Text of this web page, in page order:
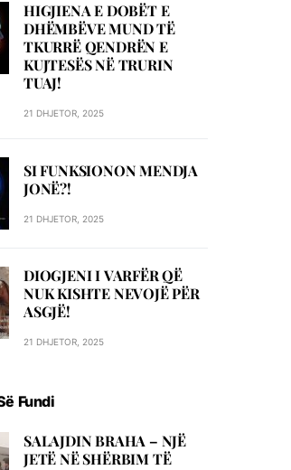
HIGJIENA E DOBËT E
DHËMBËVE MUND TË
TKURRË QENDRËN E
KUJTESËS NË TRURIN
TUAJ!
21 DHJETOR, 2025
SI FUNKSIONON MENDJA
JONË?!
21 DHJETOR, 2025
DIOGJENI I VARFËR QË
NUK KISHTE NEVOJË PËR
ASGJË!
21 DHJETOR, 2025
Fundi
SALAJDIN BRAHA – NJЁ
JETЁ NЁ SHЁRBIM TЁ